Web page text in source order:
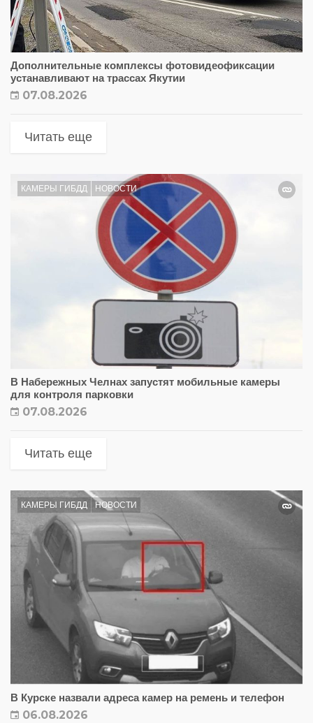
Дополнительные комплексы фотовидеофиксации
устанавливают на трассах Якутии
07.08.2026
Читать еще
КАМЕРЫ ГИБДД НОВОСТИ
В Набережных Челнах запустят мобильные камеры
для контроля парковки
07.08.2026
Читать еще
КАМЕРЫ ГИБДД НОВОСТИ
В Курске назвали адреса камер на ремень и телефон
06.08.2026